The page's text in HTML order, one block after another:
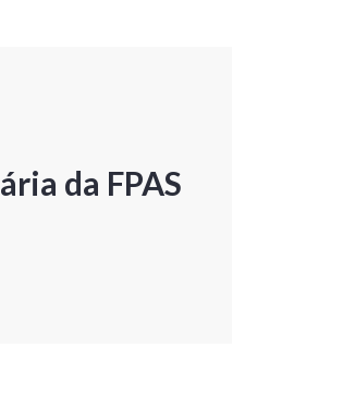
da FPAS